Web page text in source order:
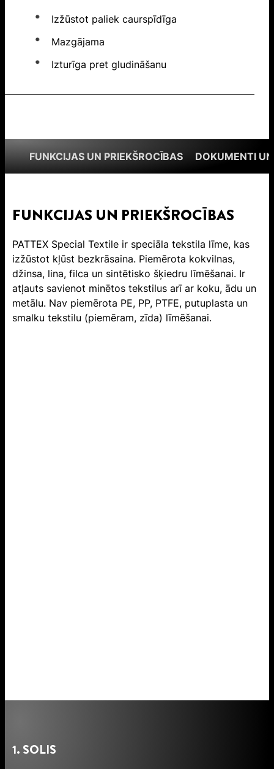
Izžūstot paliek caurspīdīga
Mazgājama
Izturīga pret gludināšanu
FUNKCIJAS UN PRIEKŠROCĪBAS DOKUMENTI
FUNKCIJAS UN PRIEKŠROCĪBAS
PATTEX Special Textile ir speciāla tekstila līme, kas
izžūstot kļūst bezkrāsaina. Piemērota kokvilnas,
džinsa, lina, filca un sintētisko šķiedru līmēšanai. Ir
atļauts savienot minētos tekstilus arī ar koku, ādu un
metālu. Nav piemērota PE, PP, PTFE, putuplasta un
smalku tekstilu (piemēram, zīda) līmēšanai.
1. SOLIS